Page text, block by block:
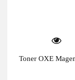
Toner OXE